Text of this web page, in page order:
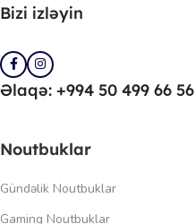
Bizi izləyin
Əlaqə: +994 50 499 66 56
Noutbuklar
Gündəlik Noutbuklar
Gaming Noutbuklar